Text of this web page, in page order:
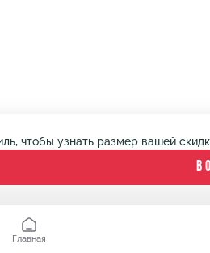
чтобы узнать размер вашей
Главная